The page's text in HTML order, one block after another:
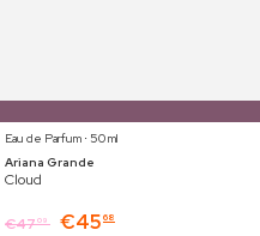
Eau de Parfum ⋅ 50 ml
Ariana Grande
Cloud
€4709 €45 68